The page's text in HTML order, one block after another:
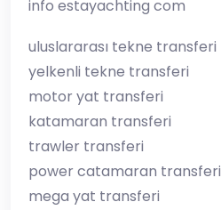
info estayachting com
uluslararası tekne transferi
yelkenli tekne transferi
motor yat transferi
katamaran transferi
trawler transferi
power catamaran transferi
mega yat transferi